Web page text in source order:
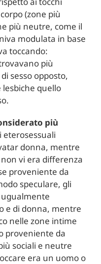
(zone più
più neutre, come il
modulata in base
toccando:
più
sesso opposto,
quello
più
eterosessuali
donna, mentre
vi era differenza
proveniente da
speculare, gli
e di donna, mentre
nelle zone intime
proveniente da
sociali e neutre
era un uomo o